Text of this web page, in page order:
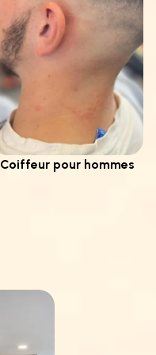
Coiffeur pour hommes